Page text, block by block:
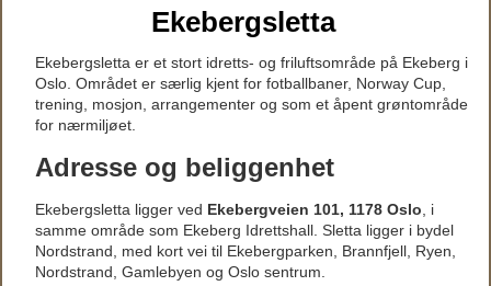
Ekebergsletta
Ekebergsletta er et stort idretts- og friluftsområde på Ekeberg i
Oslo. Området er særlig kjent for fotballbaner, Norway Cup,
trening, mosjon, arrangementer og som et åpent grøntområde
for nærmiljøet.
Adresse og beliggenhet
Ekebergsletta ligger ved Ekebergveien 101, 1178 Oslo , i
samme område som Ekeberg Idrettshall. Sletta ligger i bydel
Nordstrand, med kort vei til Ekebergparken, Brannfjell, Ryen,
Nordstrand, Gamlebyen og Oslo sentrum.